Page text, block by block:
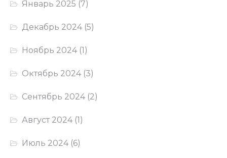
Январь 2025 (7)
Декабрь 2024(5)
Ноябрь 2024(1)
Октябрь 2024(3)
Сентябрь 2024(2)
Август 2024(1)
Июль 2024(6)